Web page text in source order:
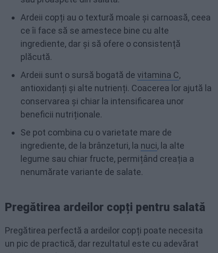
Ardeii copți au o textură moale și carnoasă, ceea
ce îi face să se amestece bine cu alte
ingrediente, dar și să ofere o consistență
plăcută.
Ardeii sunt o sursă bogată de vitamina C,
antioxidanți și alte nutrienți. Coacerea lor ajută la
conservarea și chiar la intensificarea unor
beneficii nutriționale.
Se pot combina cu o varietate mare de
ingrediente, de la brânzeturi, la nuci, la alte
legume sau chiar fructe, permițând creația a
nenumărate variante de salate.
Pregătirea ardeilor copți pentru salată
Pregătirea perfectă a ardeilor copți poate necesita
un pic de practică, dar rezultatul este cu adevărat